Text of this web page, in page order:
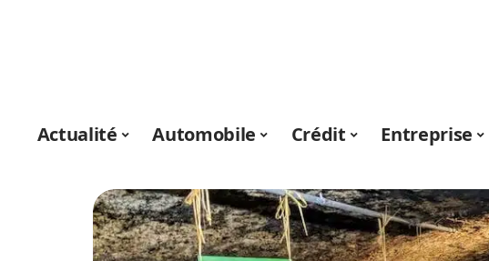
Actualité Automobile Crédit Entreprise